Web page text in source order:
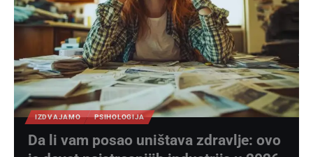
IZDVAJAMO PSIHOLOGIJA
Da li vam posao uništava zdravlje: ovo